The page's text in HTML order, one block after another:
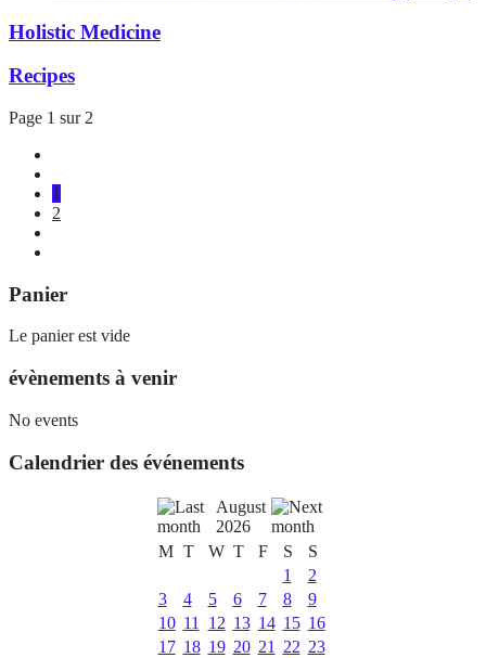
Holistic Medicine
Recipes
Page 1 sur 2
1
2
Panier
Le panier est vide
évènements à venir
No events
Calendrier des événements
August
2026
M T W T F S
S
1
2
3
4 5 6 7 8
9
10 11 12 13 14 15 16
17 18 19 20 21 22 23